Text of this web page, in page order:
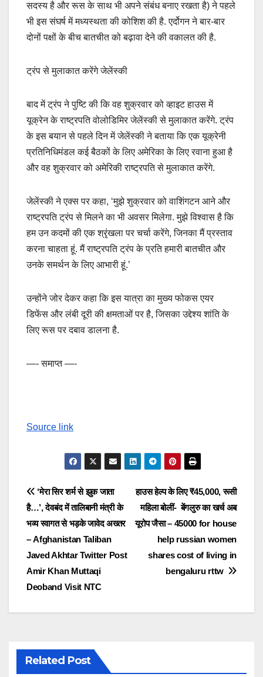
सदस्य है और रूस के साथ भी अपने संबंध बनाए रखता है) ने पहले
भी इस संघर्ष में मध्यस्थता की कोशिश की है. एर्दोगन ने बार-बार
दोनों पक्षों के बीच बातचीत को बढ़ावा देने की वकालत की है.
ट्रंप से मुलाकात करेंगे जेलेंस्की
बाद में ट्रंप ने पुष्टि की कि वह शुक्रवार को व्हाइट हाउस में
यूक्रेन के राष्ट्रपति वोलोडिमिर जेलेंस्की से मुलाकात करेंगे. ट्रंप
के इस बयान से पहले दिन में जेलेंस्की ने बताया कि एक यूक्रेनी
प्रतिनिधिमंडल कई बैठकों के लिए अमेरिका के लिए रवाना हुआ है
और वह शुक्रवार को अमेरिकी राष्ट्रपति से मुलाकात करेंगे.
जेलेंस्की ने एक्स पर कहा, ‘मुझे शुक्रवार को वाशिंगटन आने और
राष्ट्रपति ट्रंप से मिलने का भी अवसर मिलेगा. मुझे विश्वास है कि
हम उन कदमों की एक श्रृंखला पर चर्चा करेंगे, जिनका मैं प्रस्ताव
करना चाहता हूं. मैं राष्ट्रपति ट्रंप के प्रति हमारी बातचीत और
उनके समर्थन के लिए आभारी हूं.’
उन्होंने जोर देकर कहा कि इस यात्रा का मुख्य फोकस एयर
डिफेंस और लंबी दूरी की क्षमताओं पर है, जिसका उद्देश्य शांति के
लिए रूस पर दबाव डालना है.
—- समाप्त —-
Source link
Post
navigation
हाउस हेल्प के लिए ₹45,000, रूसी
महिला बोलीं- बेंगलुरु का खर्च अब
यूरोप जैसा – 45000 for house
help russian women
shares cost of living in
bengaluru rttw
‘मेरा सिर शर्म से झुक जाता
है…’, देवबंद में तालिबानी मंत्री के
भव्य स्वागत से भड़के जावेद अख्तर
– Afghanistan Taliban
Javed Akhtar Twitter Post
Amir Khan Muttaqi
Deoband Visit NTC
Related Post